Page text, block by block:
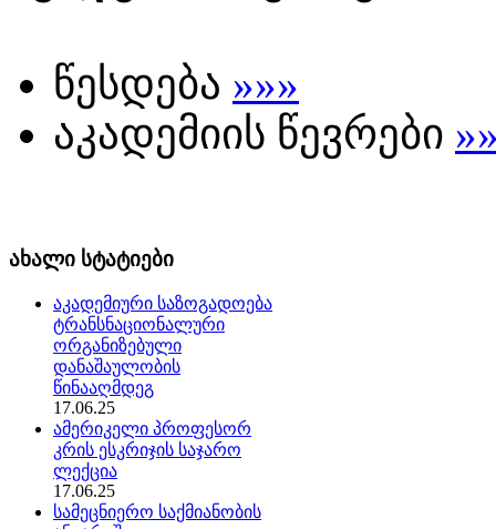
წესდება »»»
აკადემიის წევრები
ახალი სტატიები
აკადემიური საზოგადოება
ტრანსნაციონალური
ორგანიზებული
დანაშაულობის
წინააღმდეგ
17.06.25
ამერიკელი პროფესორ
კრის ესკრიჯის საჯარო
ლექცია
17.06.25
სამეცნიერო საქმიანობის